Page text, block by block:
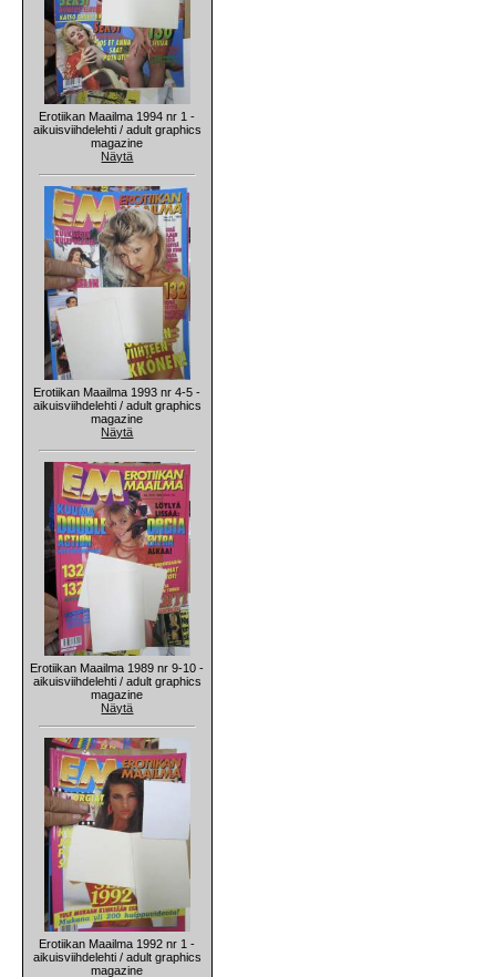
Erotiikan Maailma 1994 nr 1 -
aikuisviihdelehti / adult graphics
magazine
Näytä
Erotiikan Maailma 1993 nr 4-5 -
aikuisviihdelehti / adult graphics
magazine
Näytä
Erotiikan Maailma 1989 nr 9-10 -
aikuisviihdelehti / adult graphics
magazine
Näytä
Erotiikan Maailma 1992 nr 1 -
aikuisviihdelehti / adult graphics
magazine